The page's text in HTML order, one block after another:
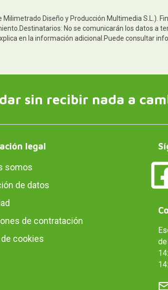
Diseño y Producción Multimedia S.L.).
No se comunicarán los datos a
en la información adicional.Puede consultar
sin recibir nada a
legal
somos
de datos
de contratación
cookies